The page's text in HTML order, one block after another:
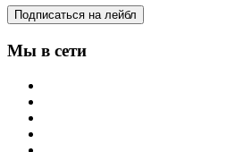
Подписаться на лейбл
Мы в сети